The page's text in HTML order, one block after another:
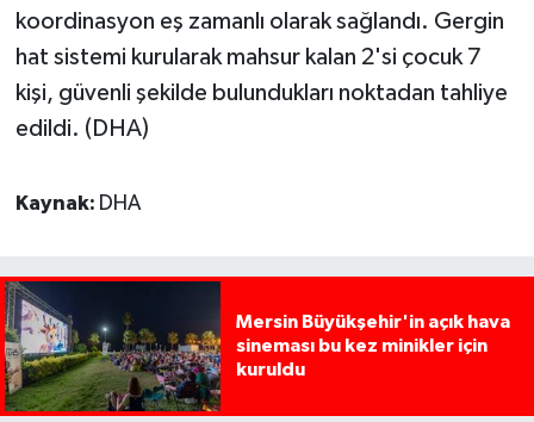
koordinasyon eş zamanlı olarak sağlandı. Gergin
hat sistemi kurularak mahsur kalan 2'si çocuk 7
kişi, güvenli şekilde bulundukları noktadan tahliye
edildi. (DHA)
Kaynak: DHA
Mersin Büyükşehir'in açık hava
sineması bu kez minikler için
kuruldu